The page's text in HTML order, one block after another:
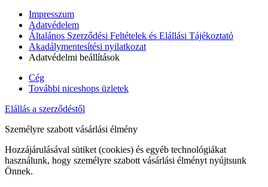
Impresszum
Adatvédelem
Általános Szerződési Feltételek és Elállási Tájékoztató
Akadálymentesítési nyilatkozat
Adatvédelmi beállítások
Cég
További niceshops üzletek
Elállás a szerződéstől
Személyre szabott vásárlási élmény
Hozzájárulásával sütiket (cookies) és egyéb technológiákat
használunk, hogy személyre szabott vásárlási élményt nyújtsunk
Önnek.